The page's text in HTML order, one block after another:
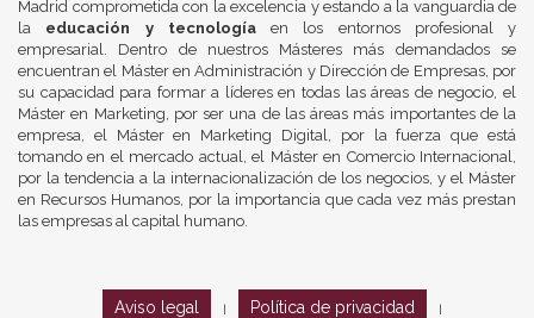
Madrid comprometida con la excelencia y estando a la vanguardia de
la educación y tecnologíaen los entornos profesional y
empresarial. Dentro de nuestros Másteres más demandados se
encuentran el Máster en Administración y Dirección de Empresas, por
su capacidad para formar a líderes en todas las áreas de negocio, el
Máster en Marketing, por ser una de las áreas más importantes de la
empresa, el Máster en Marketing Digital, por la fuerza que está
tomando en el mercado actual, el Máster en Comercio Internacional,
por la tendencia a la internacionalización de los negocios, y el Máster
en Recursos Humanos, por la importancia que cada vez más prestan
las empresas al capital humano.
Aviso legal Política de privacidad